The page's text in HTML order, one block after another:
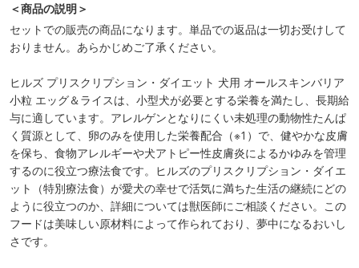
＜商品の説明＞
セットでの販売の商品になります。単品での返品は一切お受けして
おりません。あらかじめご了承ください。
ヒルズ プリスクリプション・ダイエット 犬用 オールスキンバリア
小粒 エッグ＆ライスは、小型犬が必要とする栄養を満たし、長期給
与に適しています。アレルゲンとなりにくい未処理の動物性たんぱ
く質源として、卵のみを使用した栄養配合（※1）で、健やかな皮膚
を保ち、食物アレルギーや犬アトピー性皮膚炎によるかゆみを管理
するのに役立つ療法食です。ヒルズのプリスクリプション・ダイエ
ット（特別療法食）が愛犬の幸せで活気に満ちた生活の継続にどの
ように役立つのか、詳細については獣医師にご相談ください。この
フードは美味しい原材料によって作られており、夢中になるおいし
さです。